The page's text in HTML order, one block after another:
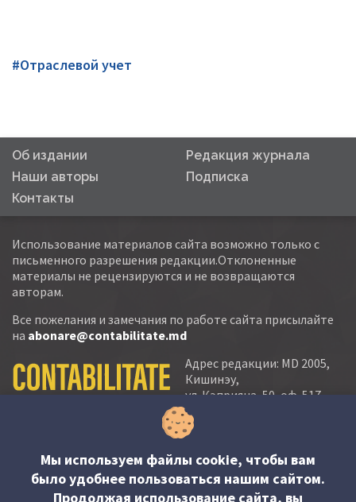
#Отраслевой учет
Об издании
Редакция журнала
Наши авторы
Подписка
Контакты
Использование материалов сайта возможно только с
письменного разрешения редакции.Отклоненные
материалы не рецензируются и не возвращаются
авторам.
Все пожелания и замечания по работе сайта присылайте
на abonare@contabilitate.md
Адрес редакции: MD 2005,
Кишинэу,
ул. Кэприяна, 50, оф. 517-
518
тел.:
тел./факс: (+373 22) 22 53 90
e-mail:
abonare@contabilitate.md
Мы используем файлы cookie, чтобы вам
было удобнее пользоваться нашим сайтом.
Продолжая использование сайта, вы